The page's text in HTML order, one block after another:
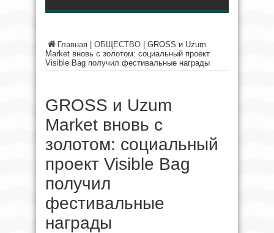
Главная ОБЩЕСТВО
GROSS и Uzum
Market вновь с золотом: социальный проект
Visible Bag получил фестивальные награды
GROSS и Uzum
Market вновь с
золотом: социальный
проект Visible Bag
получил
фестивальные
награды